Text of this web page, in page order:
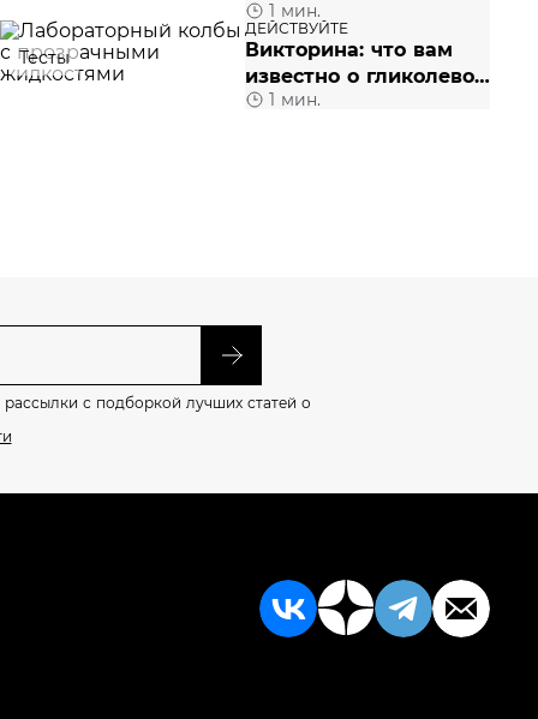
1 мин.
Тесты
ДЕЙСТВУЙТЕ
Викторина: что вам
известно о гликолевой
кислоте?
1 мин.
с подборкой лучших статей о